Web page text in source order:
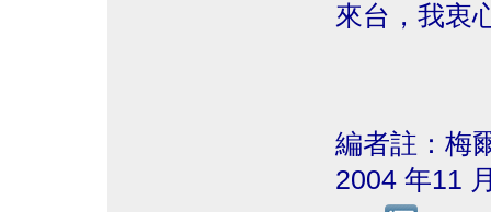
來台，我衷
編者註：梅
2004 年11